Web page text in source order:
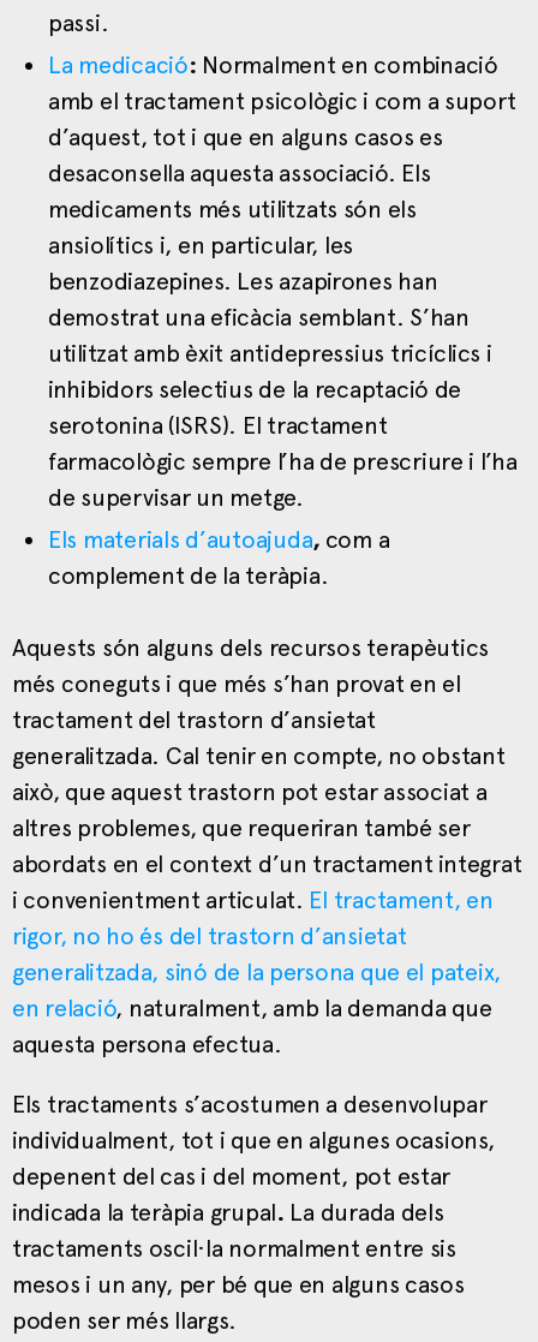
passi.
La medicació: Normalment en combinació
amb el tractament psicològic i com a suport
d’aquest, tot i que en alguns casos es
desaconsella aquesta associació. Els
medicaments més utilitzats són els
ansiolítics i, en particular, les
benzodiazepines. Les azapirones han
demostrat una eficàcia semblant. S’han
utilitzat amb èxit antidepressius tricíclics i
inhibidors selectius de la recaptació de
serotonina (ISRS). El tractament
farmacològic sempre l’ha de prescriure i l’ha
de supervisar un metge.
Els materials d’autoajuda,com a
complement de la teràpia.
Aquests són alguns dels recursos terapèutics
més coneguts i que més s’han provat en el
tractament del trastorn d’ansietat
generalitzada. Cal tenir en compte, no obstant
això, que aquest trastorn pot estar associat a
altres problemes, que requeriran també ser
abordats en el context d’un tractament integrat
i convenientment articulat. El tractament, en
rigor, no ho és del trastorn d’ansietat
generalitzada, sinó de la persona que el pateix,
en relació, naturalment, amb la demanda que
aquesta persona efectua.
Els tractaments s’acostumen a desenvolupar
individualment, tot i que en algunes ocasions,
depenent del cas i del moment, pot estar
indicada la teràpia grupal. La durada dels
tractaments oscil·la normalment entre sis
mesos i un any, per bé que en alguns casos
poden ser més llargs.